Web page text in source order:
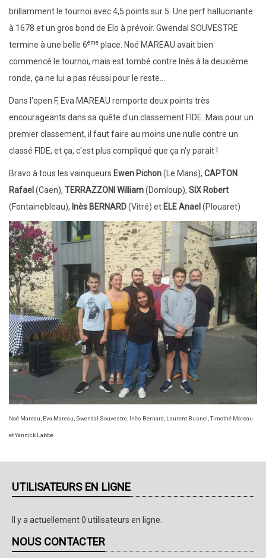
brillamment le tournoi avec 4,5 points sur 5. Une perf hallucinante
à 1678 et un gros bond de Elo à prévoir. Gwendal SOUVESTRE
termine à une belle 6ème place. Noé MAREAU avait bien
commencé le tournoi, mais est tombé contre Inès à la deuxième
ronde, ça ne lui a pas réussi pour le reste...
Dans l'open F, Eva MAREAU remporte deux points très
encourageants dans sa quête d'un classement FIDE. Mais pour un
premier classement, il faut faire au moins une nulle contre un
classé FIDE, et ça, c'est plus compliqué que ça n'y paraît !
Bravo à tous les vainqueurs Ewen Pichon(Le Mans), CAPTON
Rafael (Caen), TERRAZZONI William(Domloup), SIX Robert
(Fontainebleau), Inès BERNARD(Vitré) et ELE Anael (Plouaret)
Noé Mareau, Eva Mareau, Gwendal Souvestre, Inès Bernard, Laurent Busnel, Timothé Mareau
et Yannick Labbé
UTILISATEURS EN LIGNE
Il y a actuellement 0 utilisateurs en ligne.
NOUS CONTACTER